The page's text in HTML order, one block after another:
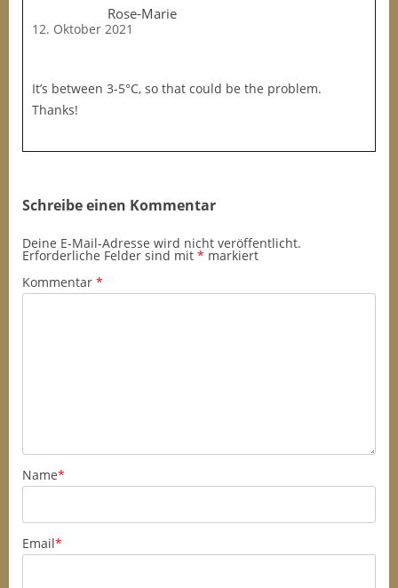
Rose-Marie
12. Oktober 2021
It’s between 3-5°C, so that could be the problem.
Thanks!
Schreibe einen Kommentar
Deine E-Mail-Adresse wird nicht veröffentlicht.
Erforderliche Felder sind mit * markiert
Kommentar *
Name*
Email*